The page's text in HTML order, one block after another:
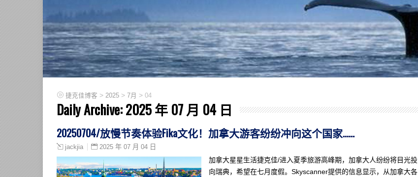
捷克佳博客 > 2025 > 7月 > 04
Daily Archive:2025 年 07 月 04 日
20250704/放慢节奏体验Fika文化！加拿大游客纷纷冲向这个国家……
jackjia 2025 年 07 月 04 日
加拿大星星生活捷克佳/进入夏季旅游高峰期，加拿大人纷纷将目光投
向瑞典，希望在七月度假。Skyscanner提供的信息显示，从加拿大各